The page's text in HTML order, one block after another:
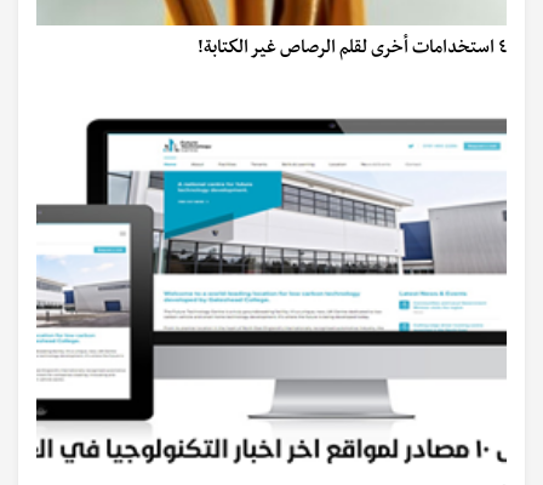
٤ استخدامات أخرى لقلم الرصاص غير الكتابة!